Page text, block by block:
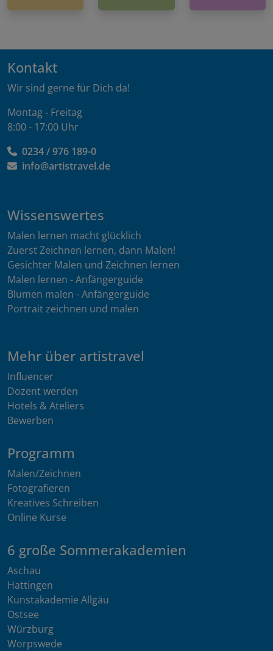
Kontakt
Wir sind gerne für Dich da!
Montag - Freitag
8:00 - 17:00 Uhr
0234 / 976 189-0
info@artistravel.de
Wissenswertes
Malen lernen macht glücklich
Zuerst Zeichnen lernen, dann Malen!
Gesichter Malen und Zeichnen lernen
Malen lernen - Anfängerguide
Blumen malen - Anfängerguide
Portrait zeichnen und malen
Mehr über artistravel
Influencer
Dozent werden
Hotels & Ateliers
Bewerben
Programm
Malen/Zeichnen
Fotografieren
Kreatives Schreiben
Online Kurse
6 große Sommerakademien
Aschau
Hattingen
Kunstakademie Allgäu
Ostsee
Würzburg
Worpswede